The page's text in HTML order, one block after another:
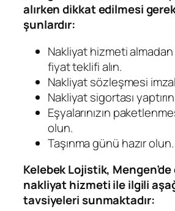
alırken dikkat edilmesi
şunlardır:
Nakliyat hizmeti
fiyat teklifi alın.
Nakliyat sözleşmesi
Nakliyat sigortası
Eşyalarınızın
olun.
Taşınma günü hazır olun.
Kelebek Lojistik,
nakliyat hizmeti ile ilgili
tavsiyeleri sunmaktadır: